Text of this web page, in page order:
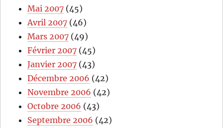
Mai 2007 (45)
Avril 2007 (46)
Mars 2007 (49)
Février 2007 (45)
Janvier 2007 (43)
Décembre 2006 (42)
Novembre 2006 (42)
Octobre 2006 (43)
Septembre 2006 (42)